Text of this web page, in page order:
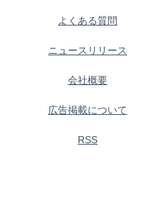
よくある質問
ニュースリリース
会社概要
広告掲載について
RSS